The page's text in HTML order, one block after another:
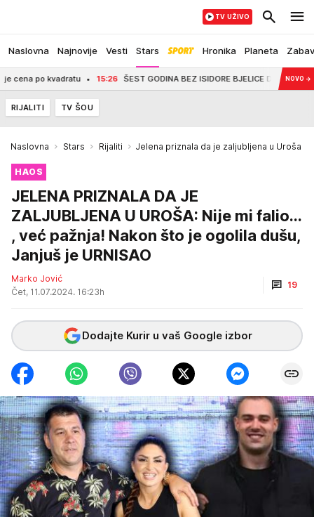
Naslovna Najnovije Vesti Stars Hronika Planeta
TV UŽIVO
po kvadratu 15:26 ŠEST GODINA BEZ ISIDORE BJELICE Dok su je mnogi
NOVO →
RIJALITI TV ŠOU
Naslovna Stars Rijaliti Jelena priznala da je zaljubljena u Uroša
HAOS
JELENA PRIZNALA DA JE
ZALJUBLJENA U UROŠA: Nije mi falio...
, već pažnja! Nakon što je ogolila dušu,
Janjuš je URNISAO
Marko Jović
Čet, 11.07.2024. 16:23h
19
Dodajte Kurir u vaš Google izbor